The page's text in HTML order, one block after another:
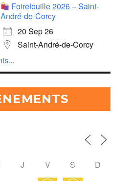
Foirefouille 2026 – Saint-
André-de-Corcy
20 Sep 26
Saint-André-de-Corcy
J V S
D